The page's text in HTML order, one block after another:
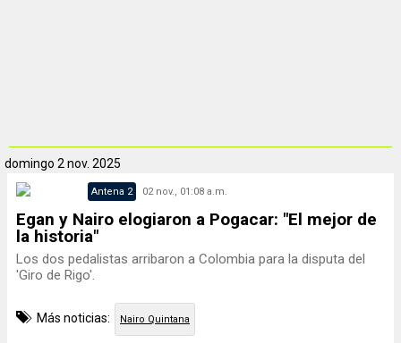
domingo 2 nov. 2025
Antena 2 02 nov., 01:08 a.m.
Egan y Nairo elogiaron a Pogacar: "El mejor de
la historia"
Los dos pedalistas arribaron a Colombia para la disputa del
'Giro de Rigo'.
Más noticias: Nairo Quintana